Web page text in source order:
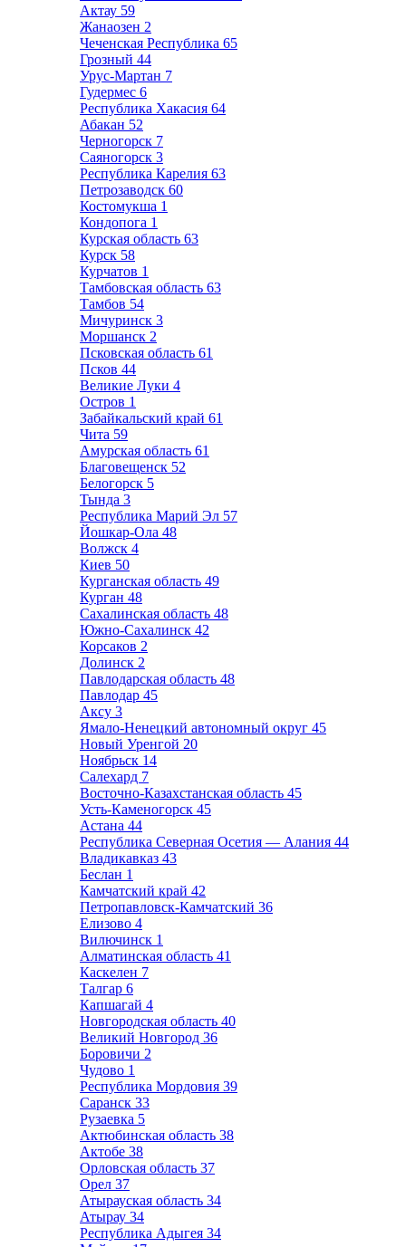
Актау 59
Жанаозен 2
Чеченская Республика 65
Грозный 44
Урус-Мартан 7
Гудермес 6
Республика Хакасия 64
Абакан 52
Черногорск 7
Саяногорск 3
Республика Карелия 63
Петрозаводск 60
Костомукша 1
Кондопога 1
Курская область 63
Курск 58
Курчатов 1
Тамбовская область 63
Тамбов 54
Мичуринск 3
Моршанск 2
Псковская область 61
Псков 44
Великие Луки 4
Остров 1
Забайкальский край 61
Чита 59
Амурская область 61
Благовещенск 52
Белогорск 5
Тында 3
Республика Марий Эл 57
Йошкар-Ола 48
Волжск 4
Киев 50
Курганская область 49
Курган 48
Сахалинская область 48
Южно-Сахалинск 42
Корсаков 2
Долинск 2
Павлодарская область 48
Павлодар 45
Аксу 3
Ямало-Ненецкий автономный округ 45
Новый Уренгой 20
Ноябрьск 14
Салехард 7
Восточно-Казахстанская область 45
Усть-Каменогорск 45
Астана 44
Республика Северная Осетия — Алания 44
Владикавказ 43
Беслан 1
Камчатский край 42
Петропавловск-Камчатский 36
Елизово 4
Вилючинск 1
Алматинская область 41
Каскелен 7
Талгар 6
Капшагай 4
Новгородская область 40
Великий Новгород 36
Боровичи 2
Чудово 1
Республика Мордовия 39
Саранск 33
Рузаевка 5
Актюбинская область 38
Актобе 38
Орловская область 37
Орел 37
Атырауская область 34
Атырау 34
Республика Адыгея 34